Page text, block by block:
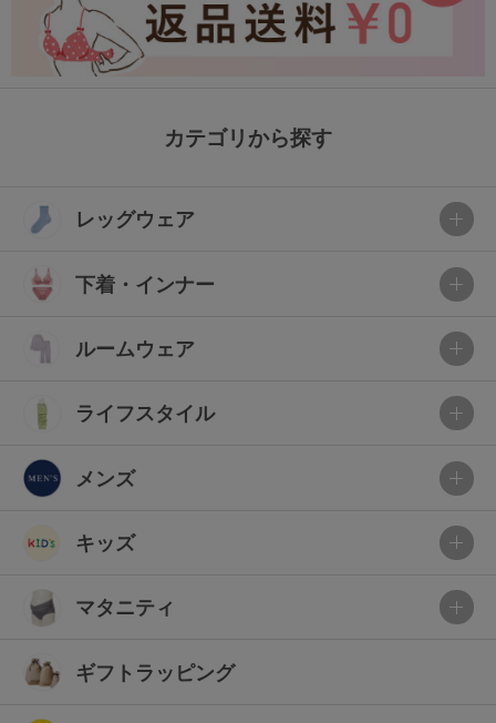
カテゴリから探す
レッグウェア
下着・インナー
ルームウェア
ライフスタイル
メンズ
キッズ
マタニティ
ギフトラッピング